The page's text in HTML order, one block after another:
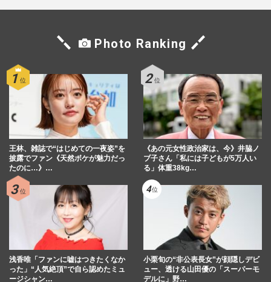
Photo Ranking
王林、雑誌で“はじめての一夜姿”を
披露でファン《天然ボケが魅力だっ
たのに…》…
《あの元女性政治家は、今》井脇ノ
ブ子さん「私には子どもが5万人い
る」体重38kg…
浅香唯「ファンに嘘はつきたくなか
った」“人気絶頂”で自ら認めたミュ
ージシャン…
小栗旬の“非公表長女”が顔隠しデビ
ュー、透ける山田優の「スーパーモ
デルに」野…